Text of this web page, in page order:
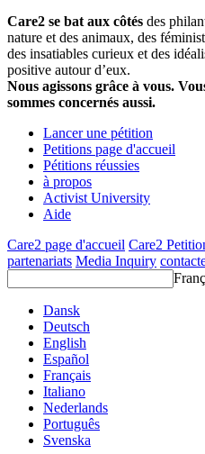
Care2 se bat aux côtés des
nature et des animaux, des
des insatiables curieux et des
positive autour d’eux.
Nous agissons grâce à vous.
sommes concernés aussi.
Lancer une pétition
Petitions page d'accueil
Pétitions réussies
à propos
Activist University
Aide
Care2 page d'accueil Care2
partenariats Media Inquiry
Dansk
Deutsch
English
Español
Français
Italiano
Nederlands
Português
Svenska